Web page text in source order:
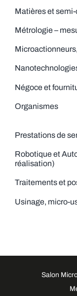
Matières et
Métrologie –
Négoce et
Organismes
Prestations de
Robotique et
réalisation)
Traitements et
Usinage, micro-
Salon